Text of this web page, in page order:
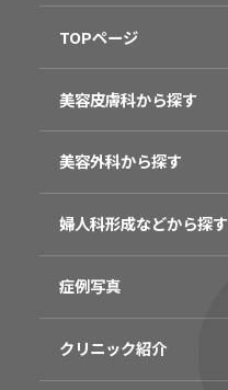
TOPページ
美容皮膚科から探す
美容外科から探す
婦人科形成などから探す
症例写真
クリニック紹介